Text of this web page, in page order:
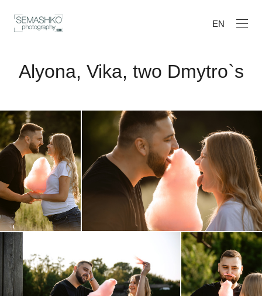
EN
Alyona, Vika, two Dmytro`s